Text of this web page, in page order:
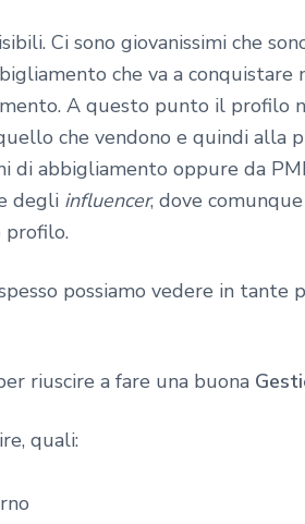
Ci sono giovanissimi che
che va a conquistare
A questo punto il profilo
che vendono e quindi alla
abbigliamento oppure da
degli influencer, dove
profilo.
possiamo vedere in tante
riuscire a fare una buona
quali: